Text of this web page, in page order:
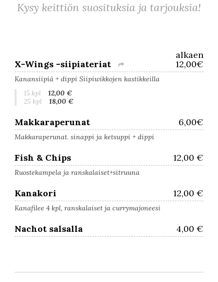
Kysy keittiön suosituksia ja tarjouksia!
X-Wings -siipiateriat
alkaen
12,00€
Kanansiipiä + dippi Siipiwikkojen kastikkeilla
15 kpl
12,00 €
25 kpl
18,00 €
Makkaraperunat 6,00€
Makkaraperunat. sinappi ja ketsuppi + dippi
Fish & Chips 12,00 €
Ruostekampela ja ranskalaiset+sitruuna
Kanakori 12,00 €
Kanafilee 4 kpl, ranskalaiset ja currymajoneesi
Nachot salsalla 4,00 €